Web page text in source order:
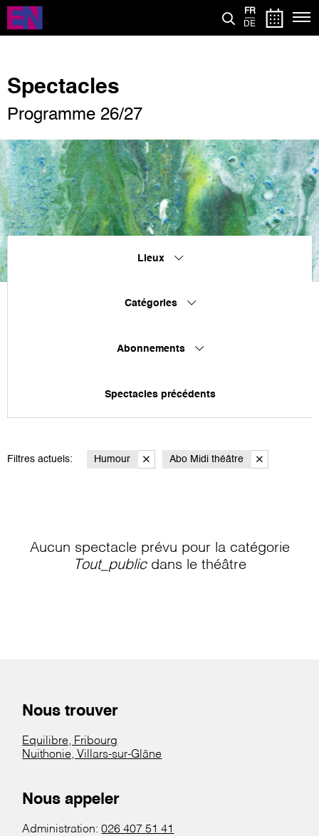
Aller
contenu
FR
DE
Spectacles
Programme 26/27
Lieux
Catégories
Abonnements
Spectacles précédents
Filtres actuels: Humour Abo Midi théâtre
Aucun spectacle prévu pour la catégorie
Tout_publicdans le théâtre
Nous trouver
Equilibre, Fribourg
Nuithonie, Villars-sur-Glâne
Nous appeler
Administration:026 407 51 41